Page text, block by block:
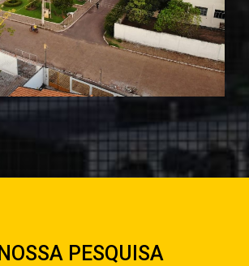
NOSSA PESQUISA